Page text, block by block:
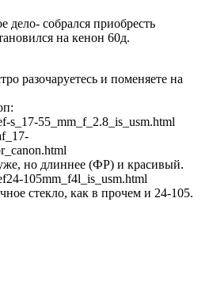
дело- собрался приобресть
на кенон 60д.
разочаруетесь и поменяете на
s_17-55_mm_f_2.8_is_usm.html
но длиннее (ФР) и красивый.
105mm_f4l_is_usm.html
стекло, как в прочем и 24-105.